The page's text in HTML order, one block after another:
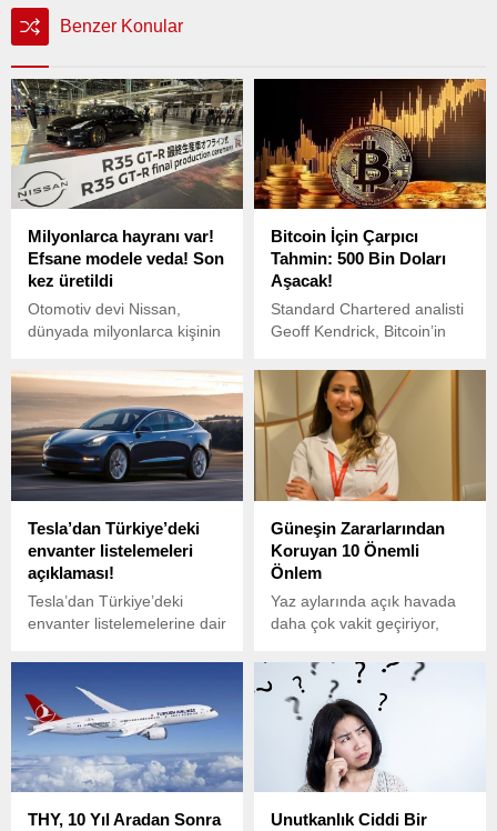
Benzer Konular
Milyonlarca hayranı var!
Efsane modele veda! Son
kez üretildi
Otomotiv devi Nissan,
dünyada milyonlarca kişinin
R’a veda ediyor.
Bitcoin İçin Çarpıcı
Tahmin: 500 Bin Doları
Aşacak!
Standard Chartered analisti
Geoff Kendrick, Bitcoin’in
iddialı bir tahminde bulundu.
Tesla’dan Türkiye’deki
envanter listelemeleri
açıklaması!
Tesla’dan Türkiye’deki
envanter listelemelerine dair
medya hesabından yapılan
paylaşımda, “Bir sonraki
envanter listelemeleri 6 ve 7
Ağustos saat 18:30’da
gerçekleştirilecektir.” denildi.
Güneşin Zararlarından
Koruyan 10 Önemli
Önlem
Yaz aylarında açık havada
daha çok vakit geçiriyor,
bayılıyoruz.
THY, 10 Yıl Aradan Sonra
Unutkanlık Ciddi Bir